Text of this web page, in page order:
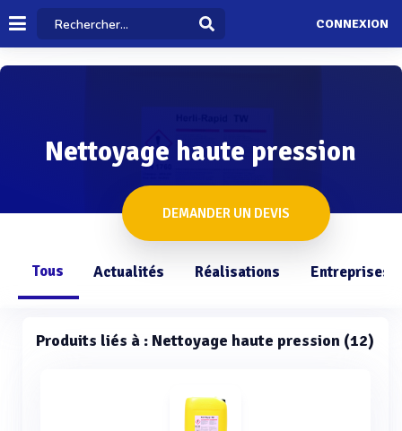
CONNEXION
Nettoyage haute pression
DEMANDER UN DEVIS
Tous Actualités Réalisations Entreprises
Produits liés à : Nettoyage haute pression (12)